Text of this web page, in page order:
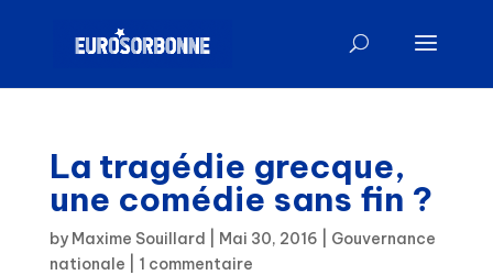
La tragédie grecque,
une comédie sans fin ?
by Maxime Souillard Mai 30, 2016
Gouvernance
nationale
1 commentaire